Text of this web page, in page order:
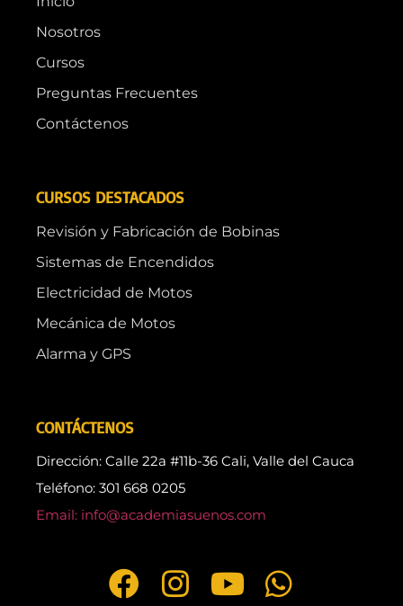
Nosotros
Cursos
Preguntas Frecuentes
Contáctenos
CURSOS DESTACADOS
Revisión y Fabricación de Bobinas
Sistemas de Encendidos
Electricidad de Motos
Mecánica de Motos
Alarma y GPS
CONTÁCTENOS
Dirección: Calle 22a #11b-36 Cali, Valle del Cauca
Teléfono: 301 668 0205
Email: info@academiasuenos.com